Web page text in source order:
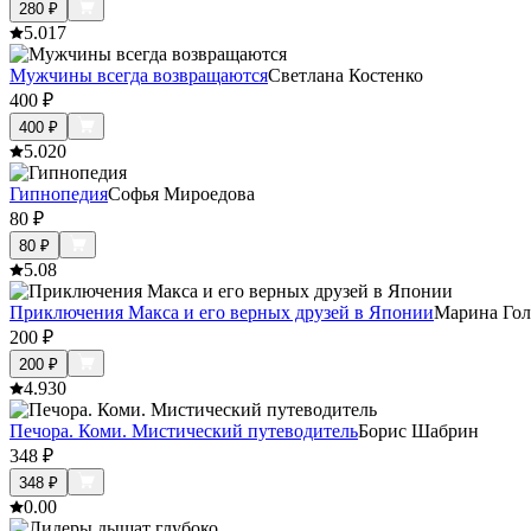
280 ₽
5.017
Мужчины всегда возвращаютсяСветлана Костенко
400 ₽
400 ₽
5.020
ГипнопедияСофья Мироедова
80 ₽
80 ₽
5.08
Приключения Макса и его верных друзей в ЯпонииМарина
200 ₽
200 ₽
4.930
Печора. Коми. Мистический путеводительБорис Шабрин
348 ₽
348 ₽
0.00